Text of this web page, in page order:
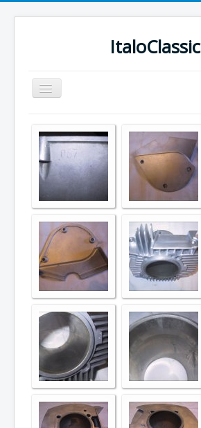
ItaloClassic
Navigation
an/aus
Ducati Teile
Datenschutz
Impressum